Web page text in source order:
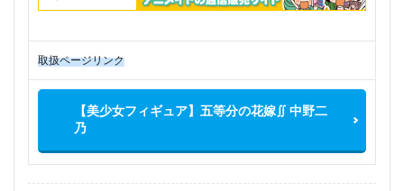
取扱ページリンク
【美少女フィギュア】五等分の花嫁∬ 中野二
乃